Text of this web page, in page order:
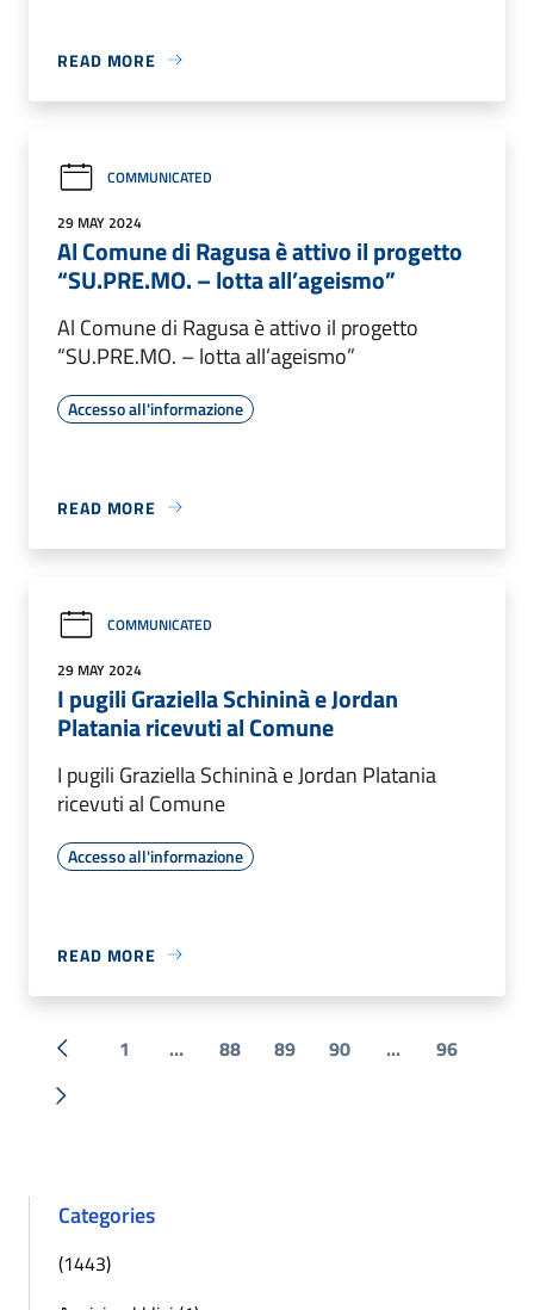
READ MORE
COMMUNICATED
29 MAY 2024
Al Comune di Ragusa è attivo il progetto
“SU.PRE.MO. – lotta all’ageismo”
Al Comune di Ragusa è attivo il progetto
“SU.PRE.MO. – lotta all’ageismo”
Accesso all'informazione
READ MORE
COMMUNICATED
29 MAY 2024
I pugili Graziella Schininà e Jordan
Platania ricevuti al Comune
I pugili Graziella Schininà e Jordan Platania
ricevuti al Comune
Accesso all'informazione
READ MORE
« Previous
1 ... 88 89 90 ... 96
Next »
Categories
(1443)